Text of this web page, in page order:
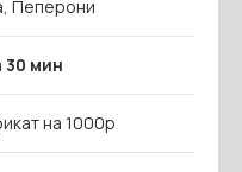
Пеперони
30 мин
на 1000р